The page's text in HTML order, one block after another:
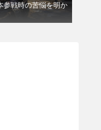
参戦時の苦悩を明か